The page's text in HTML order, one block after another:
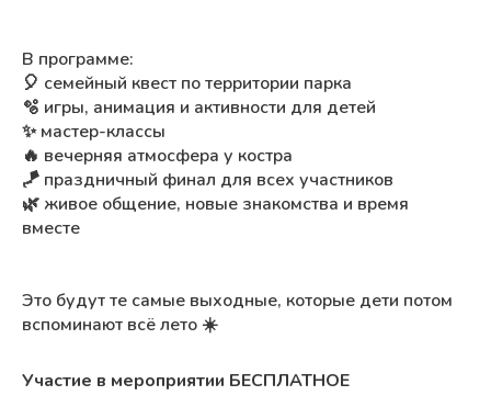
В программе:
🎈 семейный квест по территории парка
🫧 игры, анимация и активности для детей
✨ мастер-классы
🔥 вечерняя атмосфера у костра
🪁 праздничный финал для всех участников
🌿 живое общение, новые знакомства и время
вместе
Это будут те самые выходные, которые дети потом
вспоминают всё лето ☀️
Участие в мероприятии БЕСПЛАТНОЕ